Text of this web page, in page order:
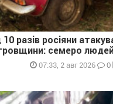
разів росіяни
семеро
07:33, 2 авг 2026 0